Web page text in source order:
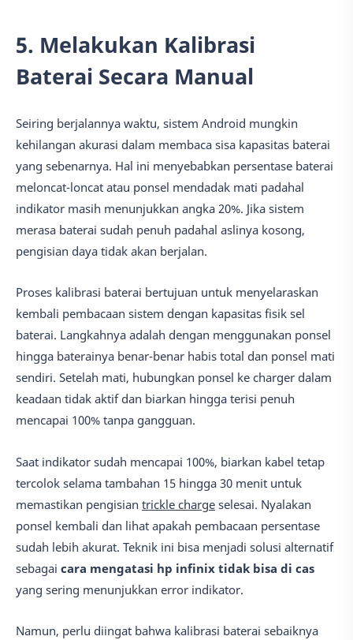
5. Melakukan Kalibrasi
Baterai Secara Manual
Seiring berjalannya waktu, sistem Android mungkin
kehilangan akurasi dalam membaca sisa kapasitas baterai
yang sebenarnya. Hal ini menyebabkan persentase baterai
meloncat-loncat atau ponsel mendadak mati padahal
indikator masih menunjukkan angka 20%. Jika sistem
merasa baterai sudah penuh padahal aslinya kosong,
pengisian daya tidak akan berjalan.
Proses kalibrasi baterai bertujuan untuk menyelaraskan
kembali pembacaan sistem dengan kapasitas fisik sel
baterai. Langkahnya adalah dengan menggunakan ponsel
hingga baterainya benar-benar habis total dan ponsel mati
sendiri. Setelah mati, hubungkan ponsel ke charger dalam
keadaan tidak aktif dan biarkan hingga terisi penuh
mencapai 100% tanpa gangguan.
Saat indikator sudah mencapai 100%, biarkan kabel tetap
tercolok selama tambahan 15 hingga 30 menit untuk
memastikan pengisian trickle charge selesai. Nyalakan
ponsel kembali dan lihat apakah pembacaan persentase
sudah lebih akurat. Teknik ini bisa menjadi solusi alternatif
sebagai cara mengatasi hp infinix tidak bisa di cas
yang sering menunjukkan error indikator.
Namun, perlu diingat bahwa kalibrasi baterai sebaiknya